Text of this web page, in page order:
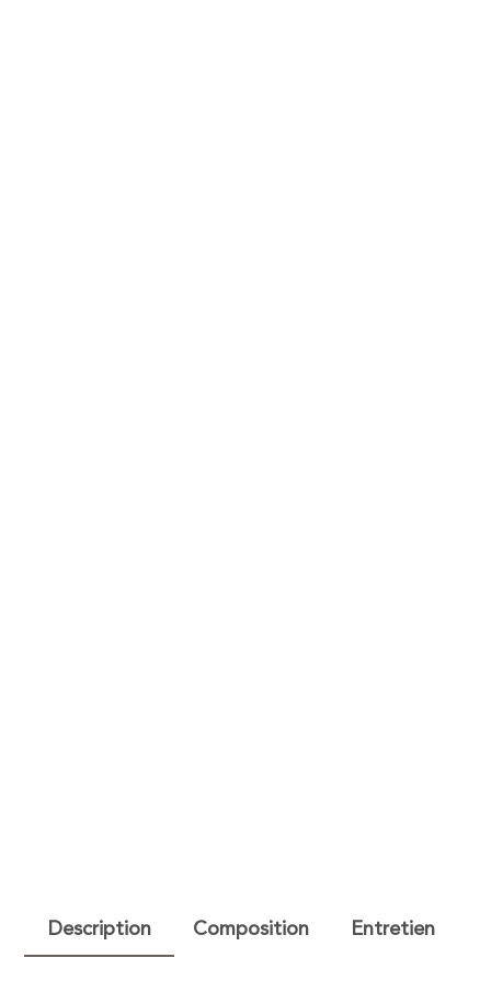
Description Composition Entretien